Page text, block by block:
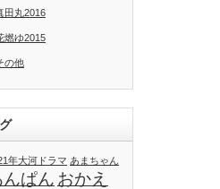
田丸2016
燃ゆ2015
の他
年大河ドラマ あまちゃん
んぱん おかえ